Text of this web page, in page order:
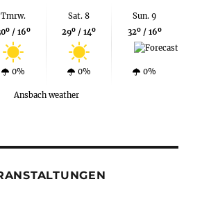
Tmrw.
/ 16º
0%
Sat. 8
29º / 14º
0%
Sun. 9
32º / 16º
0%
Ansbach weather